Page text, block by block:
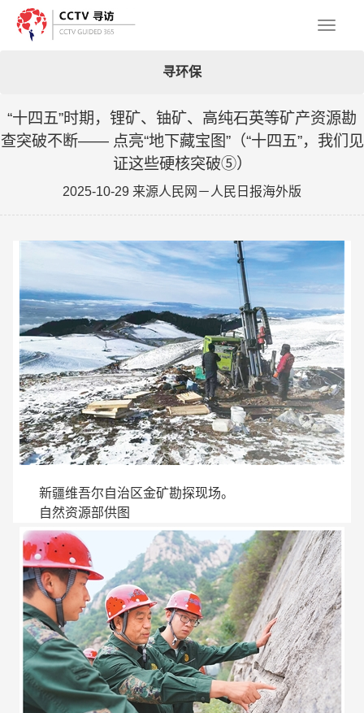
寻环保
“十四五”时期，锂矿、铀矿、高纯石英等矿产资源勘
查突破不断—— 点亮“地下藏宝图”（“十四五”，我们见
证这些硬核突破⑤）
2025-10-29 来源人民网－人民日报海外版
新疆维吾尔自治区金矿勘探现场。
自然资源部供图